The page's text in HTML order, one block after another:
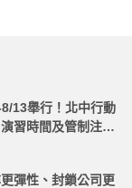
13舉行！北中行動
習時間及管制注意
彈性、封鎖公司更